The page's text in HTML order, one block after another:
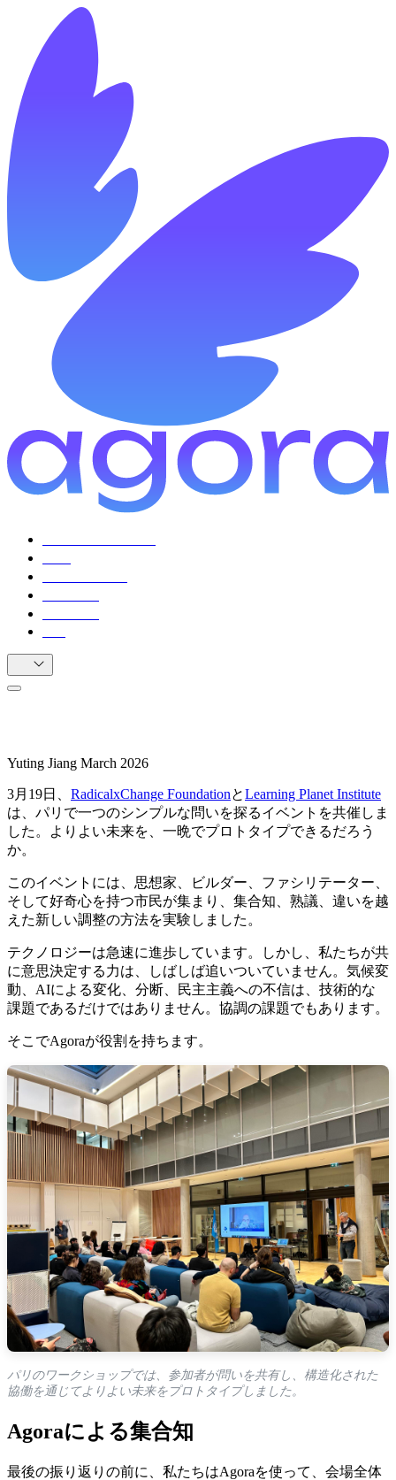
Yuting Jiang March 2026
3月19日、 RadicalxChange FoundationとLearning Planet Institute
は、パリで一つのシンプルな問いを探るイベントを共催しま
した。よりよい未来を、一晩でプロトタイプできるだろう
か。
このイベントには、思想家、ビルダー、ファシリテーター、
そして好奇心を持つ市民が集まり、集合知、熟議、違いを越
えた新しい調整の方法を実験しました。
テクノロジーは急速に進歩しています。しかし、私たちが共
に意思決定する力は、しばしば追いついていません。気候変
動、AIによる変化、分断、民主主義への不信は、技術的な
課題であるだけではありません。協調の課題でもあります。
そこでAgoraが役割を持ちます。
パリのワークショップでは、参加者が問いを共有し、構造化された
協働を通じてよりよい未来をプロトタイプしました。
Agoraによる集合知
最後の振り返りの前に、私たちはAgoraを使って、会場全体